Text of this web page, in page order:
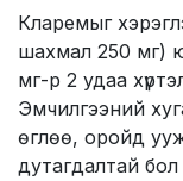
Кларемыг
шахмал 250 мг)
мг-р 2 удаа
Эмчилгээний
өглөө, оройд
дутагдалтай